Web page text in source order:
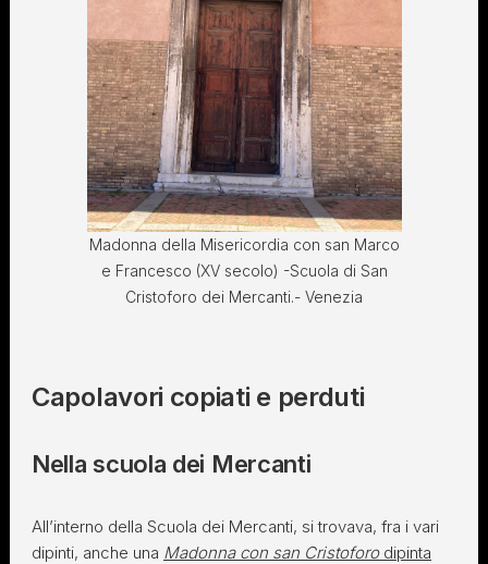
Madonna della Misericordia con san Marco
e Francesco (XV secolo) -Scuola di San
Cristoforo dei Mercanti.- Venezia
Capolavori copiati e perduti
Nella scuola dei Mercanti
All’interno della Scuola dei Mercanti, si trovava, fra i vari
dipinti, anche una Madonna con san Cristoforodipinta